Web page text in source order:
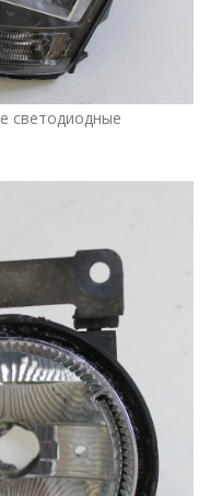
светодиодные